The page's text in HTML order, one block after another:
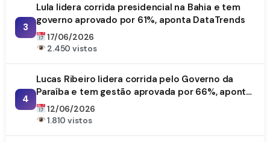
3
Lula lidera corrida presidencial na Bahia e tem
governo aprovado por 61%, aponta DataTrends
17/06/2026
2.450 vistos
4
Lucas Ribeiro lidera corrida pelo Governo da
Paraíba e tem gestão aprovada por 66%, aponta
DataTrends
12/06/2026
1.810 vistos